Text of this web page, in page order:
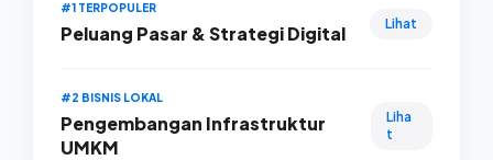
#1 TERPOPULER
Peluang Pasar & Strategi Digital Lihat
#2 BISNIS LOKAL
Pengembangan Infrastruktur
UMKM
Liha
t